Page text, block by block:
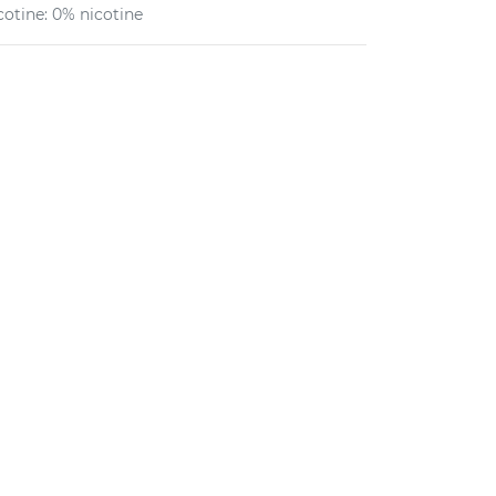
: 0% nicotine